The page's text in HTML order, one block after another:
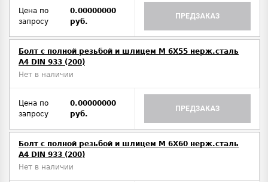
Цена по
запросу
0.00000000
руб.
ПРЕДЗАКАЗ
Болт с полной резьбой и шлицем M 6Х55 нерж.сталь
A4 DIN 933 (200)
Нет в наличии
Цена по
запросу
0.00000000
руб.
ПРЕДЗАКАЗ
Болт с полной резьбой и шлицем M 6Х60 нерж.сталь
A4 DIN 933 (200)
Нет в наличии